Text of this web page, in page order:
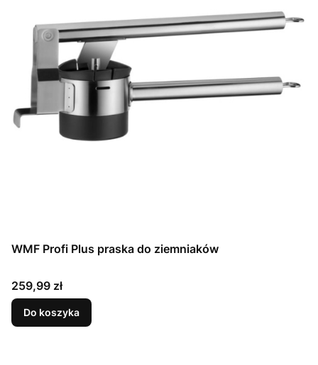
WMF Profi Plus praska do ziemniaków
Cena
259,99 zł
Do koszyka